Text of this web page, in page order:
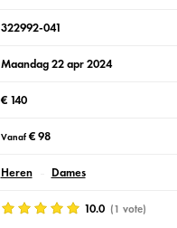
322992-041
Maandag 22 apr 2024
€ 140
Vanaf€ 98
Heren Dames
10.0 (1 vote)